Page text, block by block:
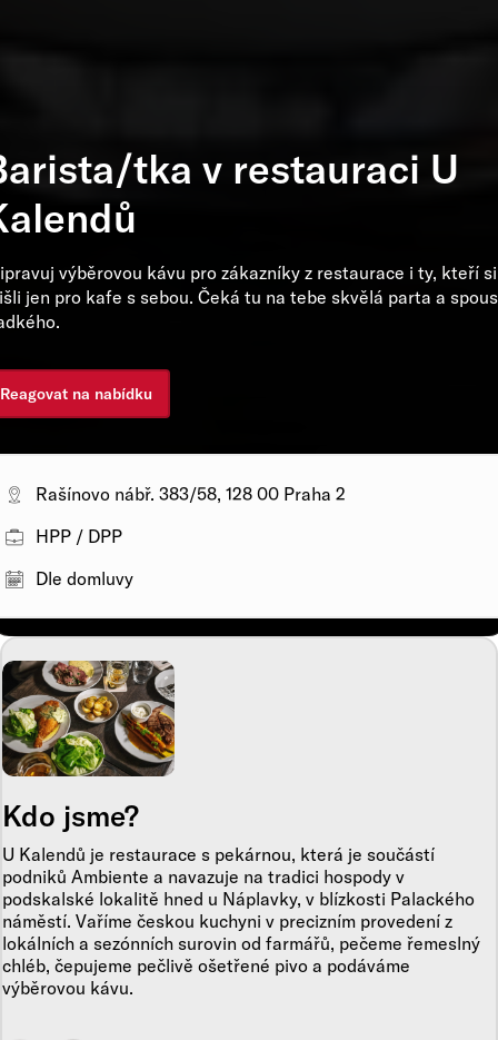
tka v restauraci U
výběrovou kávu pro zákazníky z restaurace i ty, kteří si
jen pro kafe s sebou. Čeká tu na tebe skvělá parta a
Reagovat na nabídku
Rašínovo nábř. 383/58, 128 00 Praha 2
HPP / DPP
Dle domluvy
Kdo jsme?
U Kalendů je restaurace s pekárnou, která je součástí
podniků Ambiente a navazuje na tradici hospody v
podskalské lokalitě hned u Náplavky, v blízkosti Palackého
náměstí. Vaříme českou kuchyni v precizním provedení z
lokálních a sezónních surovin od farmářů, pečeme řemeslný
chléb, čepujeme pečlivě ošetřené pivo a podáváme
výběrovou kávu.